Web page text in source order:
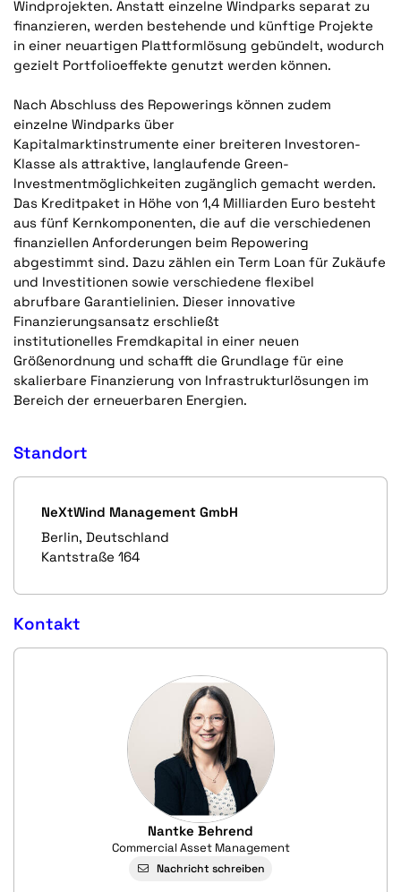
Windprojekten. Anstatt einzelne Windparks separat zu
finanzieren, werden bestehende und künftige Projekte
in einer neuartigen Plattformlösung gebündelt, wodurch
gezielt Portfolioeffekte genutzt werden können.
Nach Abschluss des Repowerings können zudem
einzelne Windparks über
Kapitalmarktinstrumente einer breiteren Investoren-
Klasse als attraktive, langlaufende Green-
Investmentmöglichkeiten zugänglich gemacht werden.
Das Kreditpaket in Höhe von 1,4 Milliarden Euro besteht
aus fünf Kernkomponenten, die auf die verschiedenen
finanziellen Anforderungen beim Repowering
abgestimmt sind. Dazu zählen ein Term Loan für Zukäufe
und Investitionen sowie verschiedene flexibel
abrufbare Garantielinien. Dieser innovative
Finanzierungsansatz erschließt
institutionelles Fremdkapital in einer neuen
Größenordnung und schafft die Grundlage für eine
skalierbare Finanzierung von Infrastrukturlösungen im
Bereich der erneuerbaren Energien.
Standort
NeXtWind Management GmbH
Berlin, Deutschland
Kantstraße 164
Kontakt
Nantke Behrend
Commercial Asset Management
Nachricht schreiben